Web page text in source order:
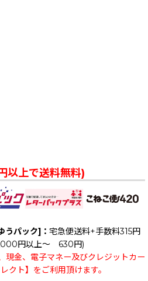
以上で送料無料)
うパック]： 宅急便送料+手数料315円
円以上～ 630円)
現金、電子マネー及びクレジットカー
クト】をご利用頂けます。